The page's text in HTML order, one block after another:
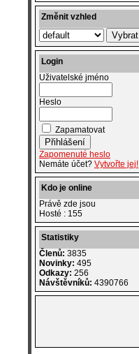
Změnit vzhled
Login
Uživatelské jméno
Heslo
Zapamatovat
Zapomenuté heslo
Nemáte účet? Vytvořte jej!
Kdo je online
Právě zde jsou
Hosté : 155
Statistiky
Členů: 3835
Novinky: 495
Odkazy: 256
Návštěvníků: 4390766